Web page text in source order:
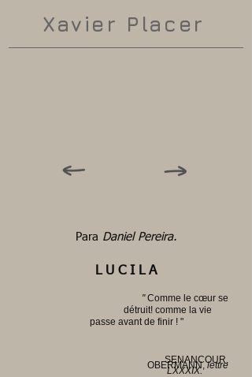
Xavier Placer
"Comme le cœur se
détruit! comme la vie
passe avant de finir ! "
SENANCOUR,
OBERMANN,lettre
LXXXIX.
L U C I L A
Para Daniel Pereira.